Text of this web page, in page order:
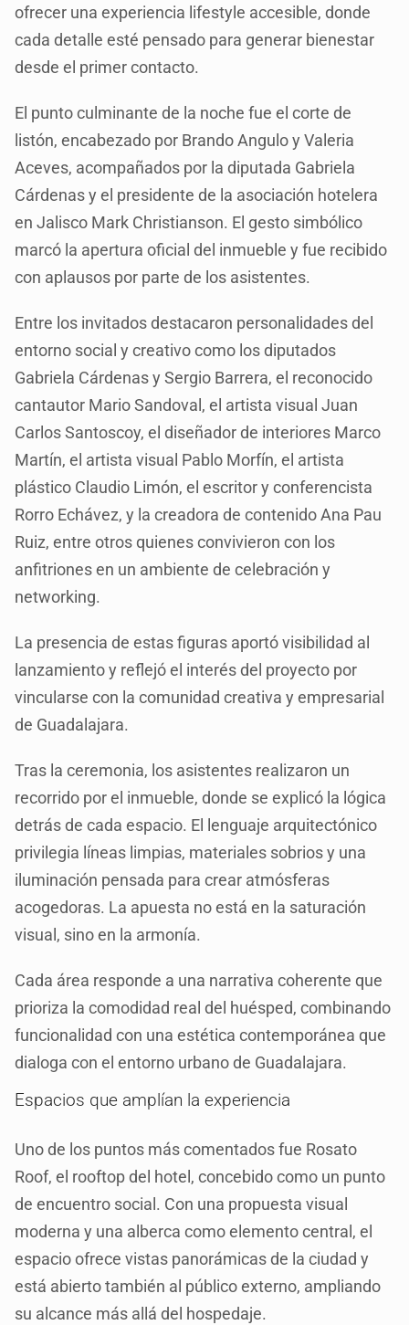
ofrecer una experiencia lifestyle accesible, donde
cada detalle esté pensado para generar bienestar
desde el primer contacto.
El punto culminante de la noche fue el corte de
listón, encabezado por Brando Angulo y Valeria
Aceves, acompañados por la diputada Gabriela
Cárdenas y el presidente de la asociación hotelera
en Jalisco Mark Christianson. El gesto simbólico
marcó la apertura oficial del inmueble y fue recibido
con aplausos por parte de los asistentes.
Entre los invitados destacaron personalidades del
entorno social y creativo como los diputados
Gabriela Cárdenas y Sergio Barrera, el reconocido
cantautor Mario Sandoval, el artista visual Juan
Carlos Santoscoy, el diseñador de interiores Marco
Martín, el artista visual Pablo Morfín, el artista
plástico Claudio Limón, el escritor y conferencista
Rorro Echávez, y la creadora de contenido Ana Pau
Ruiz, entre otros quienes convivieron con los
anfitriones en un ambiente de celebración y
networking.
La presencia de estas figuras aportó visibilidad al
lanzamiento y reflejó el interés del proyecto por
vincularse con la comunidad creativa y empresarial
de Guadalajara.
Tras la ceremonia, los asistentes realizaron un
recorrido por el inmueble, donde se explicó la lógica
detrás de cada espacio. El lenguaje arquitectónico
privilegia líneas limpias, materiales sobrios y una
iluminación pensada para crear atmósferas
acogedoras. La apuesta no está en la saturación
visual, sino en la armonía.
Cada área responde a una narrativa coherente que
prioriza la comodidad real del huésped, combinando
funcionalidad con una estética contemporánea que
dialoga con el entorno urbano de Guadalajara.
Espacios que amplían la experiencia
Uno de los puntos más comentados fue Rosato
Roof, el rooftop del hotel, concebido como un punto
de encuentro social. Con una propuesta visual
moderna y una alberca como elemento central, el
espacio ofrece vistas panorámicas de la ciudad y
está abierto también al público externo, ampliando
su alcance más allá del hospedaje.